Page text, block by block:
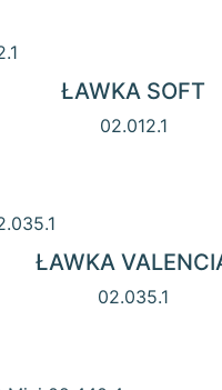
ŁAWKA SOFT
02.012.1
ŁAWKA
02.035.1